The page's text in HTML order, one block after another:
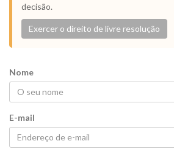
decisão.
Exercer o direito de livre resolução
Nome
E-mail